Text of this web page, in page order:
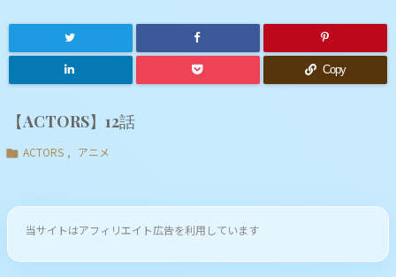
Copy
【ACTORS】12話
 ACTORS , アニメ
当サイトはアフィリエイト広告を利用しています